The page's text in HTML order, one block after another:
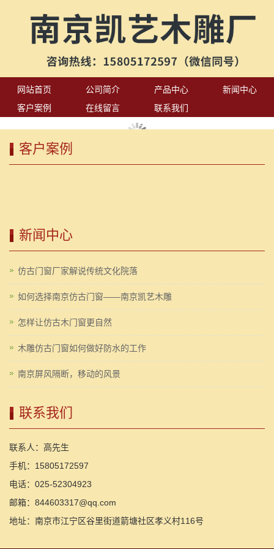
网站首页 公司简介 产品中心
新闻中心
客户案例
在线留言 联系我们
客户案例
新闻中心
仿古门窗厂家解说传统文化院落
如何选择南京仿古门窗——南京凯艺木雕
怎样让仿古木门窗更自然
木雕仿古门窗如何做好防水的工作
南京屏风隔断，移动的风景
联系我们
联系人：高先生
手机：15805172597
电话：025-52304923
邮箱：844603317@qq.com
地址：南京市江宁区谷里街道箭塘社区孝义村116号